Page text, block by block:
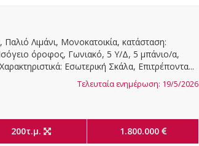
Λιμάνι, Μονοκατοικία, κατάσταση:
όροφος, Γωνιακό, 5 Υ/Δ, 5 μπάνιο/α,
Εσωτερική Σκάλα, Επιτρέποντα...
Τελευταία ενημέρωση: 19/5/2026
200τ.μ. 1.800.000